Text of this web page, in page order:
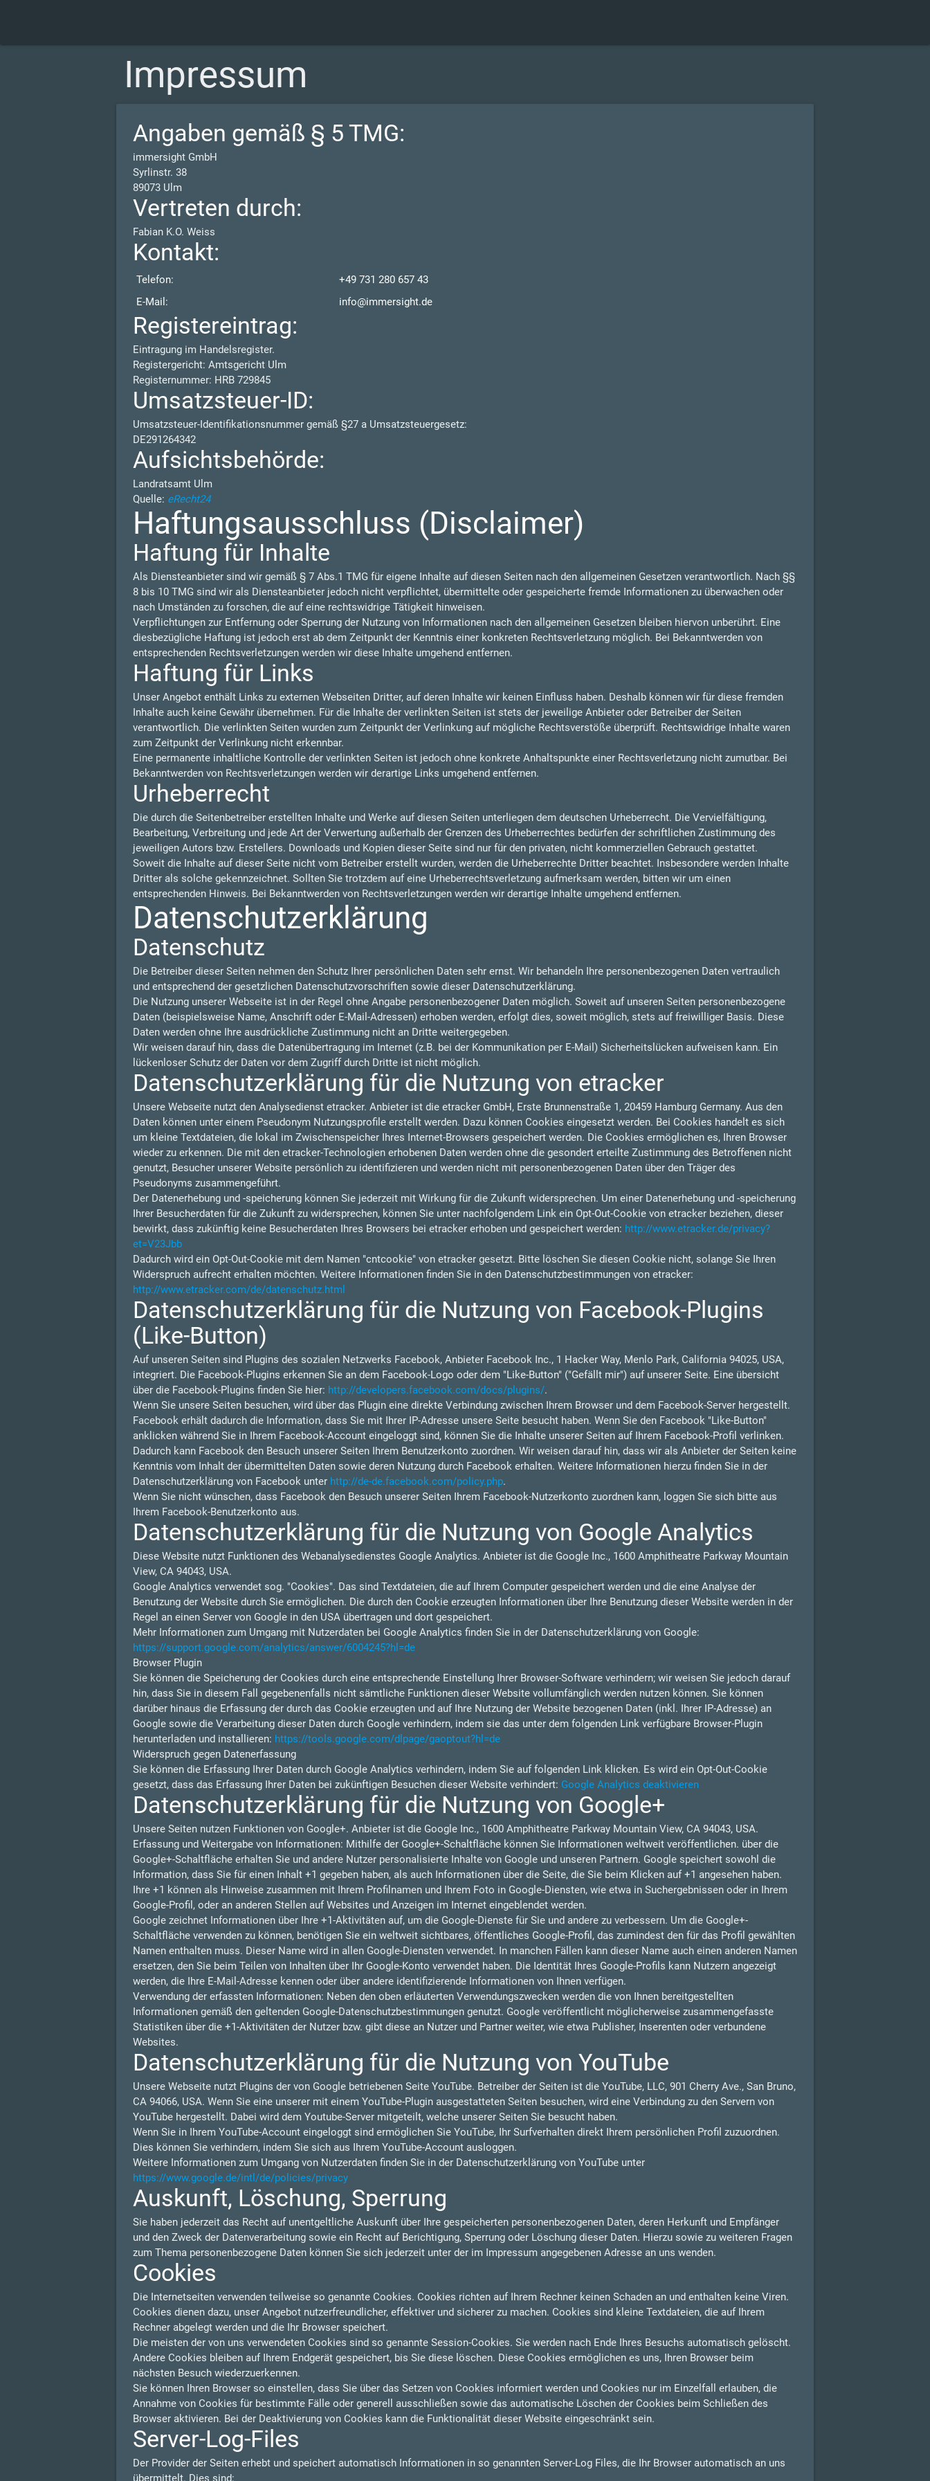
Impressum
Angaben gemäß § 5 TMG:
immersight GmbH
Syrlinstr. 38
89073 Ulm
Vertreten durch:
Fabian K.O. Weiss
Kontakt:
Telefon:
+49 731 280 657 43
E-Mail:
info@immersight.de
Registereintrag:
Eintragung im Handelsregister.
Registergericht: Amtsgericht Ulm
Registernummer: HRB 729845
Umsatzsteuer-ID:
Umsatzsteuer-Identifikationsnummer gemäß §27 a Umsatzsteuergesetz:
DE291264342
Aufsichtsbehörde:
Landratsamt Ulm
Quelle: eRecht24
Haftungsausschluss (Disclaimer)
Haftung für Inhalte
Als Diensteanbieter sind wir gemäß § 7 Abs.1 TMG für eigene Inhalte auf diesen Seiten nach den allgemeinen Gesetzen verantwortlich. Nach §§
8 bis 10 TMG sind wir als Diensteanbieter jedoch nicht verpflichtet, übermittelte oder gespeicherte fremde Informationen zu überwachen oder
nach Umständen zu forschen, die auf eine rechtswidrige Tätigkeit hinweisen.
Verpflichtungen zur Entfernung oder Sperrung der Nutzung von Informationen nach den allgemeinen Gesetzen bleiben hiervon unberührt. Eine
diesbezügliche Haftung ist jedoch erst ab dem Zeitpunkt der Kenntnis einer konkreten Rechtsverletzung möglich. Bei Bekanntwerden von
entsprechenden Rechtsverletzungen werden wir diese Inhalte umgehend entfernen.
Haftung für Links
Unser Angebot enthält Links zu externen Webseiten Dritter, auf deren Inhalte wir keinen Einfluss haben. Deshalb können wir für diese fremden
Inhalte auch keine Gewähr übernehmen. Für die Inhalte der verlinkten Seiten ist stets der jeweilige Anbieter oder Betreiber der Seiten
verantwortlich. Die verlinkten Seiten wurden zum Zeitpunkt der Verlinkung auf mögliche Rechtsverstöße überprüft. Rechtswidrige Inhalte waren
zum Zeitpunkt der Verlinkung nicht erkennbar.
Eine permanente inhaltliche Kontrolle der verlinkten Seiten ist jedoch ohne konkrete Anhaltspunkte einer Rechtsverletzung nicht zumutbar. Bei
Bekanntwerden von Rechtsverletzungen werden wir derartige Links umgehend entfernen.
Urheberrecht
Die durch die Seitenbetreiber erstellten Inhalte und Werke auf diesen Seiten unterliegen dem deutschen Urheberrecht. Die Vervielfältigung,
Bearbeitung, Verbreitung und jede Art der Verwertung außerhalb der Grenzen des Urheberrechtes bedürfen der schriftlichen Zustimmung des
jeweiligen Autors bzw. Erstellers. Downloads und Kopien dieser Seite sind nur für den privaten, nicht kommerziellen Gebrauch gestattet.
Soweit die Inhalte auf dieser Seite nicht vom Betreiber erstellt wurden, werden die Urheberrechte Dritter beachtet. Insbesondere werden Inhalte
Dritter als solche gekennzeichnet. Sollten Sie trotzdem auf eine Urheberrechtsverletzung aufmerksam werden, bitten wir um einen
entsprechenden Hinweis. Bei Bekanntwerden von Rechtsverletzungen werden wir derartige Inhalte umgehend entfernen.
Datenschutzerklärung
Datenschutz
Die Betreiber dieser Seiten nehmen den Schutz Ihrer persönlichen Daten sehr ernst. Wir behandeln Ihre personenbezogenen Daten vertraulich
und entsprechend der gesetzlichen Datenschutzvorschriften sowie dieser Datenschutzerklärung.
Die Nutzung unserer Webseite ist in der Regel ohne Angabe personenbezogener Daten möglich. Soweit auf unseren Seiten personenbezogene
Daten (beispielsweise Name, Anschrift oder E-Mail-Adressen) erhoben werden, erfolgt dies, soweit möglich, stets auf freiwilliger Basis. Diese
Daten werden ohne Ihre ausdrückliche Zustimmung nicht an Dritte weitergegeben.
Wir weisen darauf hin, dass die Datenübertragung im Internet (z.B. bei der Kommunikation per E-Mail) Sicherheitslücken aufweisen kann. Ein
lückenloser Schutz der Daten vor dem Zugriff durch Dritte ist nicht möglich.
Datenschutzerklärung für die Nutzung von etracker
Unsere Webseite nutzt den Analysedienst etracker. Anbieter ist die etracker GmbH, Erste Brunnenstraße 1, 20459 Hamburg Germany. Aus den
Daten können unter einem Pseudonym Nutzungsprofile erstellt werden. Dazu können Cookies eingesetzt werden. Bei Cookies handelt es sich
um kleine Textdateien, die lokal im Zwischenspeicher Ihres Internet-Browsers gespeichert werden. Die Cookies ermöglichen es, Ihren Browser
wieder zu erkennen. Die mit den etracker-Technologien erhobenen Daten werden ohne die gesondert erteilte Zustimmung des Betroffenen nicht
genutzt, Besucher unserer Website persönlich zu identifizieren und werden nicht mit personenbezogenen Daten über den Träger des
Pseudonyms zusammengeführt.
Der Datenerhebung und -speicherung können Sie jederzeit mit Wirkung für die Zukunft widersprechen. Um einer Datenerhebung und -speicherung
Ihrer Besucherdaten für die Zukunft zu widersprechen, können Sie unter nachfolgendem Link ein Opt-Out-Cookie von etracker beziehen, dieser
bewirkt, dass zukünftig keine Besucherdaten Ihres Browsers bei etracker erhoben und gespeichert werden: http://www.etracker.de/privacy?
et=V23Jbb
Dadurch wird ein Opt-Out-Cookie mit dem Namen "cntcookie" von etracker gesetzt. Bitte löschen Sie diesen Cookie nicht, solange Sie Ihren
Widerspruch aufrecht erhalten möchten. Weitere Informationen finden Sie in den Datenschutzbestimmungen von etracker:
http://www.etracker.com/de/datenschutz.html
Datenschutzerklärung für die Nutzung von Facebook-Plugins
(Like-Button)
Auf unseren Seiten sind Plugins des sozialen Netzwerks Facebook, Anbieter Facebook Inc., 1 Hacker Way, Menlo Park, California 94025, USA,
integriert. Die Facebook-Plugins erkennen Sie an dem Facebook-Logo oder dem "Like-Button" ("Gefällt mir") auf unserer Seite. Eine übersicht
über die Facebook-Plugins finden Sie hier: http://developers.facebook.com/docs/plugins/.
Wenn Sie unsere Seiten besuchen, wird über das Plugin eine direkte Verbindung zwischen Ihrem Browser und dem Facebook-Server hergestellt.
Facebook erhält dadurch die Information, dass Sie mit Ihrer IP-Adresse unsere Seite besucht haben. Wenn Sie den Facebook "Like-Button"
anklicken während Sie in Ihrem Facebook-Account eingeloggt sind, können Sie die Inhalte unserer Seiten auf Ihrem Facebook-Profil verlinken.
Dadurch kann Facebook den Besuch unserer Seiten Ihrem Benutzerkonto zuordnen. Wir weisen darauf hin, dass wir als Anbieter der Seiten keine
Kenntnis vom Inhalt der übermittelten Daten sowie deren Nutzung durch Facebook erhalten. Weitere Informationen hierzu finden Sie in der
Datenschutzerklärung von Facebook unter http://de-de.facebook.com/policy.php.
Wenn Sie nicht wünschen, dass Facebook den Besuch unserer Seiten Ihrem Facebook-Nutzerkonto zuordnen kann, loggen Sie sich bitte aus
Ihrem Facebook-Benutzerkonto aus.
Datenschutzerklärung für die Nutzung von Google Analytics
Diese Website nutzt Funktionen des Webanalysedienstes Google Analytics. Anbieter ist die Google Inc., 1600 Amphitheatre Parkway Mountain
View, CA 94043, USA.
Google Analytics verwendet sog. "Cookies". Das sind Textdateien, die auf Ihrem Computer gespeichert werden und die eine Analyse der
Benutzung der Website durch Sie ermöglichen. Die durch den Cookie erzeugten Informationen über Ihre Benutzung dieser Website werden in der
Regel an einen Server von Google in den USA übertragen und dort gespeichert.
Mehr Informationen zum Umgang mit Nutzerdaten bei Google Analytics finden Sie in der Datenschutzerklärung von Google:
https://support.google.com/analytics/answer/6004245?hl=de
Browser Plugin
Sie können die Speicherung der Cookies durch eine entsprechende Einstellung Ihrer Browser-Software verhindern; wir weisen Sie jedoch darauf
hin, dass Sie in diesem Fall gegebenenfalls nicht sämtliche Funktionen dieser Website vollumfänglich werden nutzen können. Sie können
darüber hinaus die Erfassung der durch das Cookie erzeugten und auf Ihre Nutzung der Website bezogenen Daten (inkl. Ihrer IP-Adresse) an
Google sowie die Verarbeitung dieser Daten durch Google verhindern, indem sie das unter dem folgenden Link verfügbare Browser-Plugin
herunterladen und installieren: https://tools.google.com/dlpage/gaoptout?hl=de
Widerspruch gegen Datenerfassung
Sie können die Erfassung Ihrer Daten durch Google Analytics verhindern, indem Sie auf folgenden Link klicken. Es wird ein Opt-Out-Cookie
gesetzt, dass das Erfassung Ihrer Daten bei zukünftigen Besuchen dieser Website verhindert: Google Analytics deaktivieren
Datenschutzerklärung für die Nutzung von Google+
Unsere Seiten nutzen Funktionen von Google+. Anbieter ist die Google Inc., 1600 Amphitheatre Parkway Mountain View, CA 94043, USA.
Erfassung und Weitergabe von Informationen: Mithilfe der Google+-Schaltfläche können Sie Informationen weltweit veröffentlichen. über die
Google+-Schaltfläche erhalten Sie und andere Nutzer personalisierte Inhalte von Google und unseren Partnern. Google speichert sowohl die
Information, dass Sie für einen Inhalt +1 gegeben haben, als auch Informationen über die Seite, die Sie beim Klicken auf +1 angesehen haben.
Ihre +1 können als Hinweise zusammen mit Ihrem Profilnamen und Ihrem Foto in Google-Diensten, wie etwa in Suchergebnissen oder in Ihrem
Google-Profil, oder an anderen Stellen auf Websites und Anzeigen im Internet eingeblendet werden.
Google zeichnet Informationen über Ihre +1-Aktivitäten auf, um die Google-Dienste für Sie und andere zu verbessern. Um die Google+-
Schaltfläche verwenden zu können, benötigen Sie ein weltweit sichtbares, öffentliches Google-Profil, das zumindest den für das Profil gewählten
Namen enthalten muss. Dieser Name wird in allen Google-Diensten verwendet. In manchen Fällen kann dieser Name auch einen anderen Namen
ersetzen, den Sie beim Teilen von Inhalten über Ihr Google-Konto verwendet haben. Die Identität Ihres Google-Profils kann Nutzern angezeigt
werden, die Ihre E-Mail-Adresse kennen oder über andere identifizierende Informationen von Ihnen verfügen.
Verwendung der erfassten Informationen: Neben den oben erläuterten Verwendungszwecken werden die von Ihnen bereitgestellten
Informationen gemäß den geltenden Google-Datenschutzbestimmungen genutzt. Google veröffentlicht möglicherweise zusammengefasste
Statistiken über die +1-Aktivitäten der Nutzer bzw. gibt diese an Nutzer und Partner weiter, wie etwa Publisher, Inserenten oder verbundene
Websites.
Datenschutzerklärung für die Nutzung von YouTube
Unsere Webseite nutzt Plugins der von Google betriebenen Seite YouTube. Betreiber der Seiten ist die YouTube, LLC, 901 Cherry Ave., San Bruno,
CA 94066, USA. Wenn Sie eine unserer mit einem YouTube-Plugin ausgestatteten Seiten besuchen, wird eine Verbindung zu den Servern von
YouTube hergestellt. Dabei wird dem Youtube-Server mitgeteilt, welche unserer Seiten Sie besucht haben.
Wenn Sie in Ihrem YouTube-Account eingeloggt sind ermöglichen Sie YouTube, Ihr Surfverhalten direkt Ihrem persönlichen Profil zuzuordnen.
Dies können Sie verhindern, indem Sie sich aus Ihrem YouTube-Account ausloggen.
Weitere Informationen zum Umgang von Nutzerdaten finden Sie in der Datenschutzerklärung von YouTube unter
https://www.google.de/intl/de/policies/privacy
Auskunft, Löschung, Sperrung
Sie haben jederzeit das Recht auf unentgeltliche Auskunft über Ihre gespeicherten personenbezogenen Daten, deren Herkunft und Empfänger
und den Zweck der Datenverarbeitung sowie ein Recht auf Berichtigung, Sperrung oder Löschung dieser Daten. Hierzu sowie zu weiteren Fragen
zum Thema personenbezogene Daten können Sie sich jederzeit unter der im Impressum angegebenen Adresse an uns wenden.
Cookies
Die Internetseiten verwenden teilweise so genannte Cookies. Cookies richten auf Ihrem Rechner keinen Schaden an und enthalten keine Viren.
Cookies dienen dazu, unser Angebot nutzerfreundlicher, effektiver und sicherer zu machen. Cookies sind kleine Textdateien, die auf Ihrem
Rechner abgelegt werden und die Ihr Browser speichert.
Die meisten der von uns verwendeten Cookies sind so genannte Session-Cookies. Sie werden nach Ende Ihres Besuchs automatisch gelöscht.
Andere Cookies bleiben auf Ihrem Endgerät gespeichert, bis Sie diese löschen. Diese Cookies ermöglichen es uns, Ihren Browser beim
nächsten Besuch wiederzuerkennen.
Sie können Ihren Browser so einstellen, dass Sie über das Setzen von Cookies informiert werden und Cookies nur im Einzelfall erlauben, die
Annahme von Cookies für bestimmte Fälle oder generell ausschließen sowie das automatische Löschen der Cookies beim Schließen des
Browser aktivieren. Bei der Deaktivierung von Cookies kann die Funktionalität dieser Website eingeschränkt sein.
Server-Log-Files
Der Provider der Seiten erhebt und speichert automatisch Informationen in so genannten Server-Log Files, die Ihr Browser automatisch an uns
übermittelt. Dies sind: